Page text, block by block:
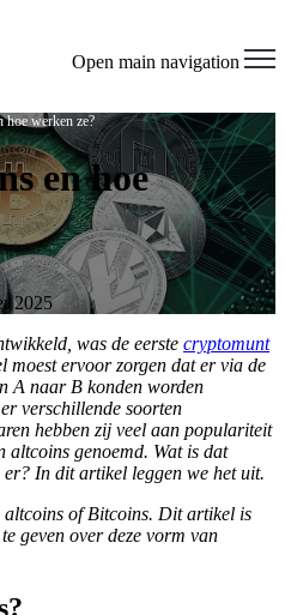
Open main navigation
hoe werken ze?
en hoe
2025
was de eerste cryptomunt
moest ervoor zorgen dat er via de
A naar B konden worden
verschillende soorten
hebben zij veel aan populariteit
altcoins genoemd. Wat is dat
In dit artikel leggen we het uit.
altcoins of Bitcoins. Dit artikel is
geven over deze vorm van